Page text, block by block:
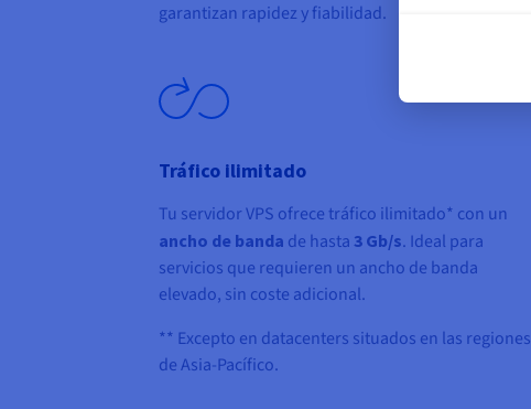
garantizan rapidez y fiabilidad.
Tráfico ilimitado
Tu servidor VPS ofrece tráfico ilimitado* con un
ancho de banda de hasta 3 Gb/s. Ideal para
servicios que requieren un ancho de banda
elevado, sin coste adicional.
** Excepto en datacenters situados en las regiones
de Asia-Pacífico.